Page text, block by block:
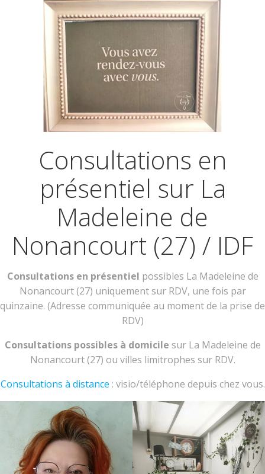
Consultations en
présentiel sur La
Madeleine de
Nonancourt (27) / IDF
Consultations en présentiel possibles La Madeleine de
Nonancourt (27) uniquement sur RDV, une fois par
quinzaine. (Adresse communiquée au moment de la prise de
RDV)
Consultations possibles à domicile sur La Madeleine de
Nonancourt (27) ou villes limitrophes sur RDV.
Consultations à distance : visio/téléphone depuis chez vous.